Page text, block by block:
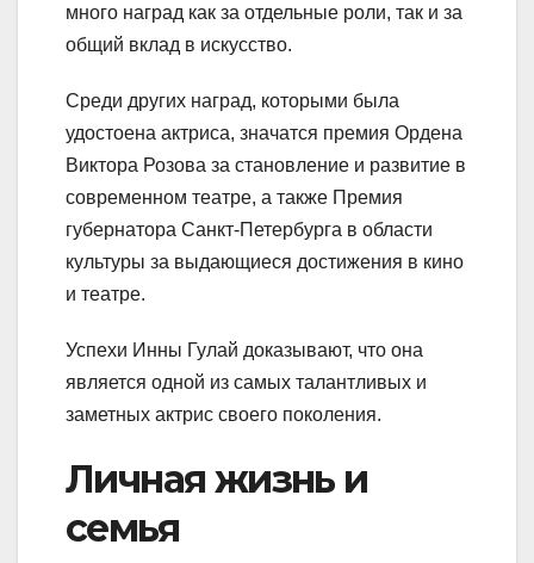
много наград как за отдельные роли, так и за
общий вклад в искусство.
Среди других наград, которыми была
удостоена актриса, значатся премия Ордена
Виктора Розова за становление и развитие в
современном театре, а также Премия
губернатора Санкт-Петербурга в области
культуры за выдающиеся достижения в кино
и театре.
Успехи Инны Гулай доказывают, что она
является одной из самых талантливых и
заметных актрис своего поколения.
Личная жизнь и
семья